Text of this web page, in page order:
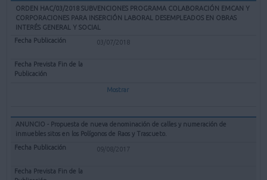
ORDEN HAC/03/2018 SUBVENCIONES PROGRAMA COLABORACIÓN EMCAN Y
CORPORACIONES PARA INSERCIÓN LABORAL DESEMPLEADOS EN OBRAS
INTERÉS GENERAL Y SOCIAL
03/07/2018
Mostrar
ANUNCIO - Propuesta de nueva denominación de calles y numeración de
inmuebles sitos en los Polígonos de Raos y Trascueto.
09/08/2017